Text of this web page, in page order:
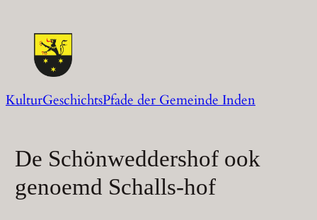
Inhalt
springen
KulturGeschichtsPfade der Gemeinde Inden
De Schönweddershof ook
genoemd Schalls-hof